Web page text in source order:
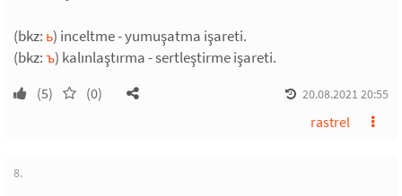
(bkz: ь) inceltme - yumuşatma işareti.
(bkz:ъ) kalınlaştırma - sertleştirme işareti.
(5) (0) 20.08.2021 20:55
rastrel
8.